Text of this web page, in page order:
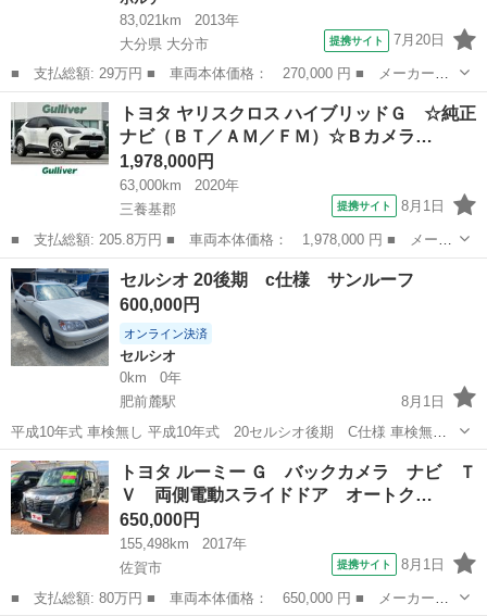
83,021km
2013年
大分県 大分市
提携サイト 7月20日
■ 支払総額: 29万円 ■ 車両本体価格： 270,000 円 ■ メーカー
名： トヨタ ■ 車種名： ポルテ ■ グレード名： Ｘ パワーウ
ィンドウ エアコン 衝突安全ボディ パワーステアリング ＡＢ
Ｓ Ｗエアバック ...
大分 大分市 ポルテ
トヨタ ヤリスクロス ハイブリッドＧ ☆純正
ナビ（ＢＴ／ＡＭ／ＦＭ）☆Ｂカメラ…
1,978,000円
63,000km
2020年
三養基郡
提携サイト 8月1日
■ 支払総額: 205.8万円 ■ 車両本体価格： 1,978,000 円 ■ メーカ
ー名： トヨタ ■ 車種名： ヤリスクロス ■ グレード名： ハイ
ブリッドＧ ☆純正ナビ（ＢＴ／ＡＭ／ＦＭ）☆Ｂカメラ☆レーダー
クルーズ...
佐賀 三養基郡
セルシオ 20後期 c仕様 サンルーフ
600,000円
オンライン決済
セルシオ
0km
0年
肥前麓駅
8月1日
平成10年式 車検無し 平成10年式 20セルシオ後期 C仕様 車検無
し 一時抹消渡し 距離176300〜 前オーナーさんは車庫保管されてた
みたいでかなり状態はいいです。凹み傷ほとんどありません。令和9年
5月まで元々車検が...
佐賀 鳥栖市 肥前麓駅 後期
トヨタ ルーミー Ｇ バックカメラ ナビ Ｔ
Ｖ 両側電動スライドドア オートク…
650,000円
155,498km
2017年
佐賀市
提携サイト 8月1日
■ 支払総額: 80万円 ■ 車両本体価格： 650,000 円 ■ メーカー